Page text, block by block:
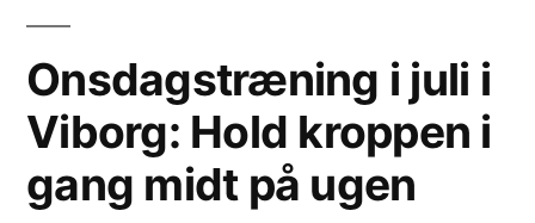
Onsdagstræning i juli i
Viborg: Hold kroppen i
gang midt på ugen